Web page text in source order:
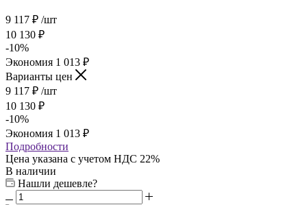
9 117 ₽ /шт
10 130 ₽
-10%
Экономия 1 013 ₽
Варианты цен
9 117 ₽ /шт
10 130 ₽
-10%
Экономия 1 013 ₽
Подробности
Цена указана с учетом НДС 22%
В наличии
Нашли дешевле?